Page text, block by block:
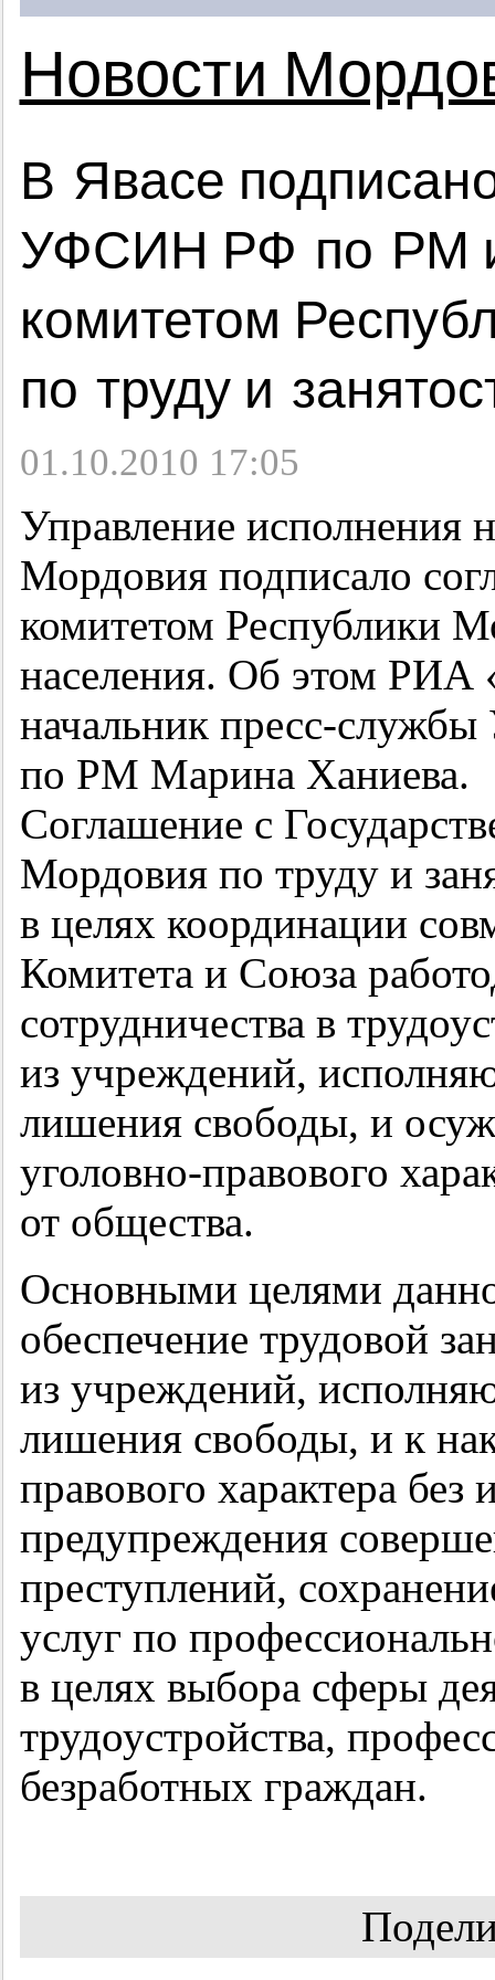
Новости
В Явасе
УФСИН РФ по РМ
комитетом
по труду и
01.10.2010 17:05
Управление исполнения
Мордовия подписало
комитетом Республики
населения. Об этом
начальник пресс-
по РМ Марина Ханиева.
Соглашение с
Мордовия по труду и
в целях координации
Комитета и Союза
сотрудничества в
из учреждений,
лишения свободы, и
уголовно-правового
от общества.
Основными целями
обеспечение трудовой
из учреждений,
лишения свободы, и к
правового характера
предупреждения
преступлений,
услуг по
в целях выбора сферы
трудоустройства,
безработных граждан.